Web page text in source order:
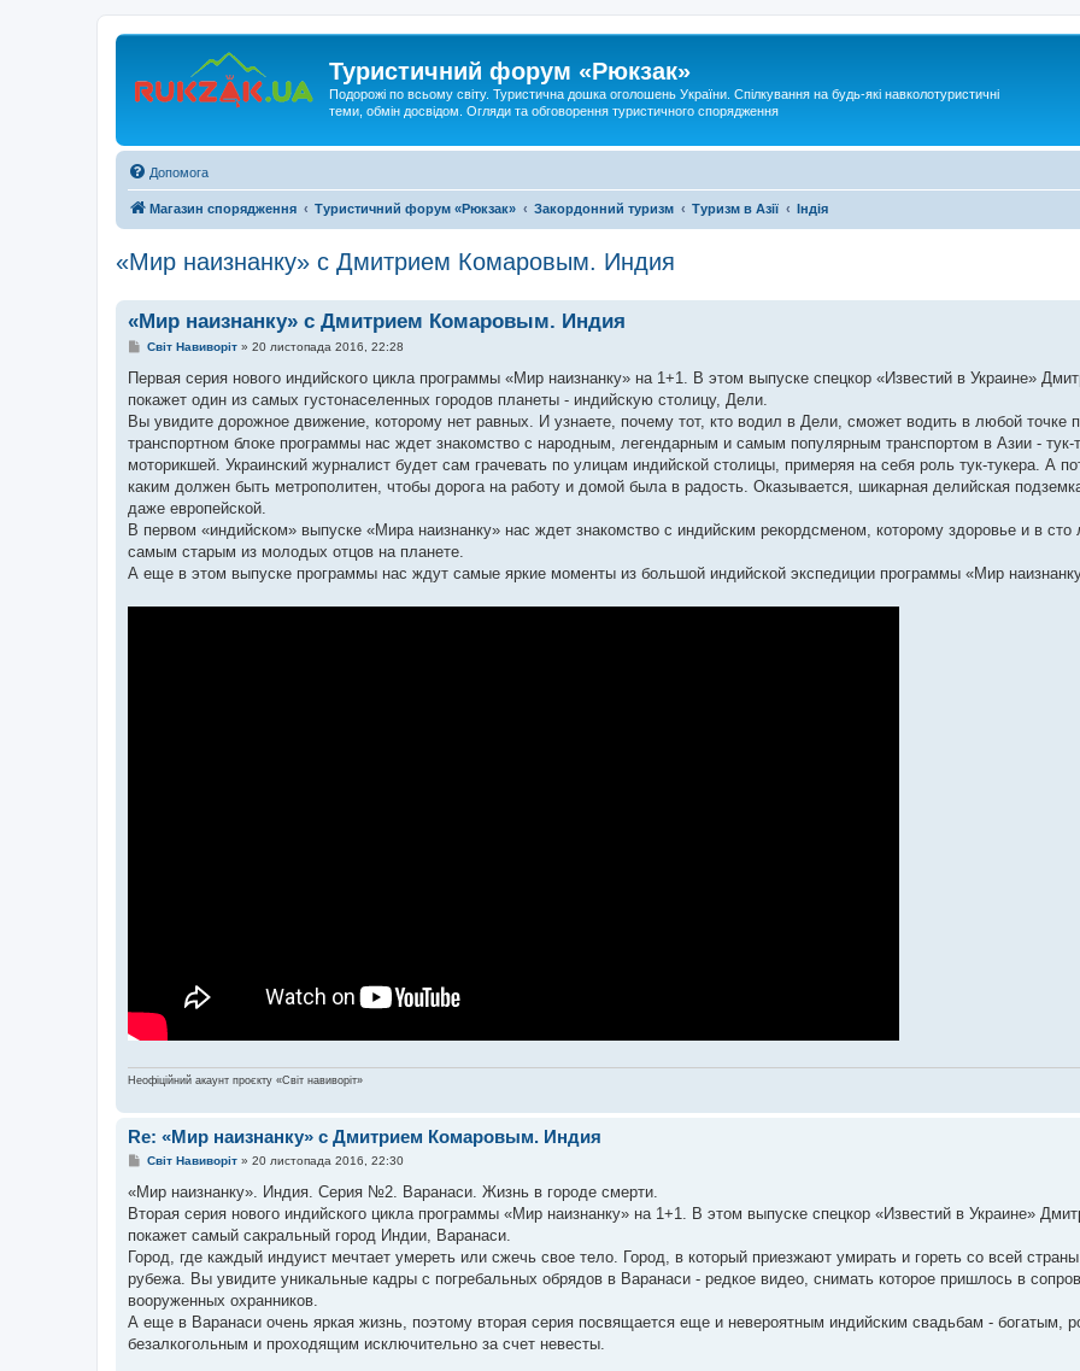
Туристичний форум «Рюкзак»
Подорожі по всьому світу. Туристична дошка оголошень України. Спілкування на будь-які навколотуристичні
теми, обмін досвідом. Огляди та обговорення туристичного спорядження
Допомога
Магазин спорядження Туристичний форум «Рюкзак» Закордонний туризм Туризм в Азії Індія
«Мир наизнанку» с Дмитрием Комаровым. Индия
«Мир наизнанку» с Дмитрием Комаровым. Индия
П
в
д
о
л
е
н
я
Світ Навиворіт» 20 листопада 2016, 22:28
Первая серия нового индийского цикла программы «Мир наизнанку» на 1+1. В этом выпуске спецкор «Известий в Украине»
покажет один из самых густонаселенных городов планеты - индийскую столицу, Дели.
Вы увидите дорожное движение, которому нет равных. И узнаете, почему тот, кто водил в Дели, сможет водить в любой точке
транспортном блоке программы нас ждет знакомство с народным, легендарным и самым популярным транспортом в Азии - тук-
моторикшей. Украинский журналист будет сам грачевать по улицам индийской столицы, примеряя на себя роль тук-тукера. А
каким должен быть метрополитен, чтобы дорога на работу и домой была в радость. Оказывается, шикарная делийская
даже европейской.
В первом «индийском» выпуске «Мира наизнанку» нас ждет знакомство с индийским рекордсменом, которому здоровье и в сто
самым старым из молодых отцов на планете.
А еще в этом выпуске программы нас ждут самые яркие моменты из большой индийской экспедиции программы «Мир
Неофіційний акаунт проєкту «Світ навиворіт»
Re: «Мир наизнанку» с Дмитрием Комаровым. Индия
П
в
д
о
л
е
н
я
Світ Навиворіт» 20 листопада 2016, 22:30
«Мир наизнанку». Индия. Серия №2. Варанаси. Жизнь в городе смерти.
Вторая серия нового индийского цикла программы «Мир наизнанку» на 1+1. В этом выпуске спецкор «Известий в Украине»
покажет самый сакральный город Индии, Варанаси.
Город, где каждый индуист мечтает умереть или сжечь свое тело. Город, в который приезжают умирать и гореть со всей
рубежа. Вы увидите уникальные кадры с погребальных обрядов в Варанаси - редкое видео, снимать которое пришлось в
вооруженных охранников.
А еще в Варанаси очень яркая жизнь, поэтому вторая серия посвящается еще и невероятным индийским свадьбам - богатым,
безалкогольным и проходящим исключительно за счет невесты.